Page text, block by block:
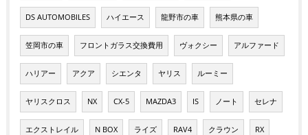
DS AUTOMOBILES ハイエース 龍野市の車 熊本県の車
笠岡市の車 フロントガラス交換費用 ヴォクシー アルファード
ハリアー アクア シエンタ ヤリス ルーミー
ヤリスクロス NX CX-5 MAZDA3 IS ノート セレナ
エクストレイル N BOX ライズ RAV4 クラウン RX